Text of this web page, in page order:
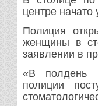
центре
Полиция
женщины в
заявлении в
«В полдень
полиции